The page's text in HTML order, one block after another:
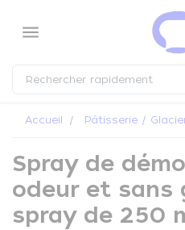
menu
Accueil Pâtisserie /
Spray de
odeur et sans
spray de 250